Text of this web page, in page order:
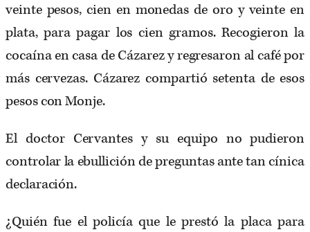
veinte pesos, cien en monedas de oro y veinte en
plata, para pagar los cien gramos. Recogieron la
cocaína en casa de Cázarez y regresaron al café por
más cervezas. Cázarez compartió setenta de esos
pesos con Monje.
El doctor Cervantes y su equipo no pudieron
controlar la ebullición de preguntas ante tan cínica
declaración.
¿Quién fue el policía que le prestó la placa para